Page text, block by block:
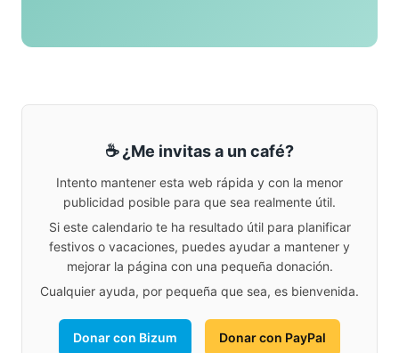
☕ ¿Me invitas a un café?
Intento mantener esta web rápida y con la menor
publicidad posible para que sea realmente útil.
Si este calendario te ha resultado útil para planificar
festivos o vacaciones, puedes ayudar a mantener y
mejorar la página con una pequeña donación.
Cualquier ayuda, por pequeña que sea, es bienvenida.
Donar con Bizum Donar con PayPal